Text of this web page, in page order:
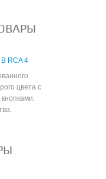
RCA 4
цвета с